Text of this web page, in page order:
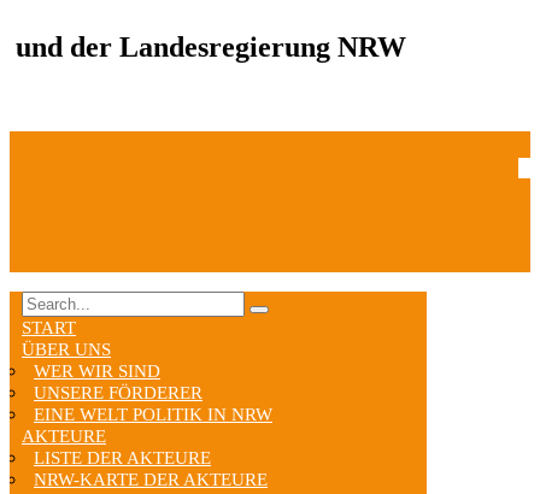
und der Landesregierung NRW
START
ÜBER UNS
WER WIR SIND
UNSERE FÖRDERER
EINE WELT POLITIK IN NRW
AKTEURE
LISTE DER AKTEURE
NRW-KARTE DER AKTEURE